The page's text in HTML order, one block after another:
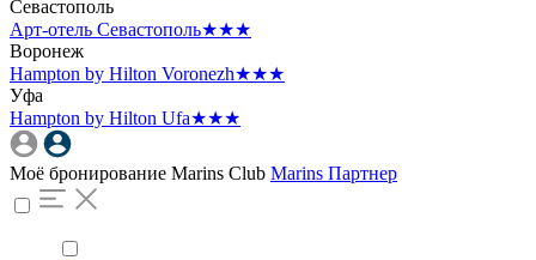
Севастополь
Арт-отель Севастополь★★★
Воронеж
Hampton by Hilton Voronezh★★★
Уфа
Hampton by Hilton Ufa★★★
Моё бронирование Marins Club Marins Партнер